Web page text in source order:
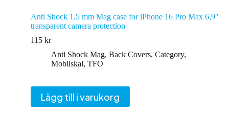
Anti Shock 1,5 mm Mag case for iPhone 16 Pro Max 6,9″
transparent camera protection
115 kr
Anti Shock Mag, Back Covers, Category,
Mobilskal, TFO
Lägg till i varukorg